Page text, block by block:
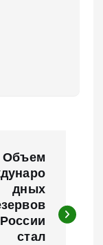
Объем
дных
России
стал